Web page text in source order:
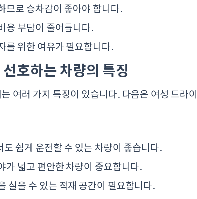
므로 승차감이 좋아야 합니다.
용 부담이 줄어듭니다.
를 위한 여유가 필요합니다.
호하는 차량의 특징
여러 가지 특징이 있습니다. 다음은 여성 드라
도 쉽게 운전할 수 있는 차량이 좋습니다.
가 넓고 편안한 차량이 중요합니다.
실을 수 있는 적재 공간이 필요합니다.